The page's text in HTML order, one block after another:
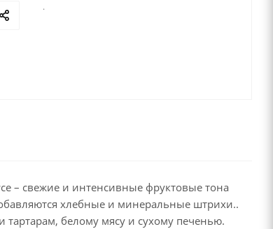
.
– свежие и интенсивные фруктовые тона
хлебные и минеральные штрихи..
белому мясу и сухому печенью.